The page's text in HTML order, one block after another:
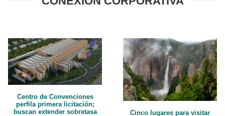
Centro de Convenciones
perfila primera licitación;
buscan extender sobretasa
Cinco lugares para visitar